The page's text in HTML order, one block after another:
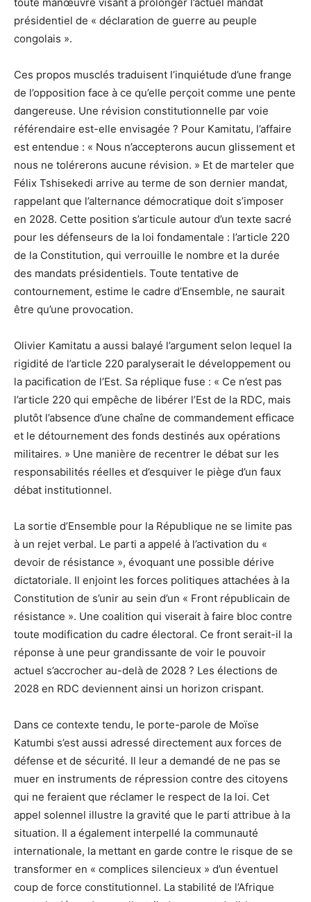
présidentiel de « déclaration de guerre au peuple
congolais ».
Ces propos musclés traduisent l’inquiétude d’une frange
de l’opposition face à ce qu’elle perçoit comme une pente
dangereuse. Une révision constitutionnelle par voie
référendaire est-elle envisagée ? Pour Kamitatu, l’affaire
est entendue : « Nous n’accepterons aucun glissement et
nous ne tolérerons aucune révision. » Et de marteler que
Félix Tshisekedi arrive au terme de son dernier mandat,
rappelant que l’alternance démocratique doit s’imposer
en 2028. Cette position s’articule autour d’un texte sacré
pour les défenseurs de la loi fondamentale : l’article 220
de la Constitution, qui verrouille le nombre et la durée
des mandats présidentiels. Toute tentative de
contournement, estime le cadre d’Ensemble, ne saurait
être qu’une provocation.
Olivier Kamitatu a aussi balayé l’argument selon lequel la
rigidité de l’article 220 paralyserait le développement ou
la pacification de l’Est. Sa réplique fuse : « Ce n’est pas
l’article 220 qui empêche de libérer l’Est de la RDC, mais
plutôt l’absence d’une chaîne de commandement efficace
et le détournement des fonds destinés aux opérations
militaires. » Une manière de recentrer le débat sur les
responsabilités réelles et d’esquiver le piège d’un faux
débat institutionnel.
La sortie d’Ensemble pour la République ne se limite pas
à un rejet verbal. Le parti a appelé à l’activation du «
devoir de résistance », évoquant une possible dérive
dictatoriale. Il enjoint les forces politiques attachées à la
Constitution de s’unir au sein d’un « Front républicain de
résistance ». Une coalition qui viserait à faire bloc contre
toute modification du cadre électoral. Ce front serait-il la
réponse à une peur grandissante de voir le pouvoir
actuel s’accrocher au-delà de 2028 ? Les élections de
2028 en RDC deviennent ainsi un horizon crispant.
Dans ce contexte tendu, le porte-parole de Moïse
Katumbi s’est aussi adressé directement aux forces de
défense et de sécurité. Il leur a demandé de ne pas se
muer en instruments de répression contre des citoyens
qui ne feraient que réclamer le respect de la loi. Cet
appel solennel illustre la gravité que le parti attribue à la
situation. Il a également interpellé la communauté
internationale, la mettant en garde contre le risque de se
transformer en « complices silencieux » d’un éventuel
coup de force constitutionnel. La stabilité de l’Afrique